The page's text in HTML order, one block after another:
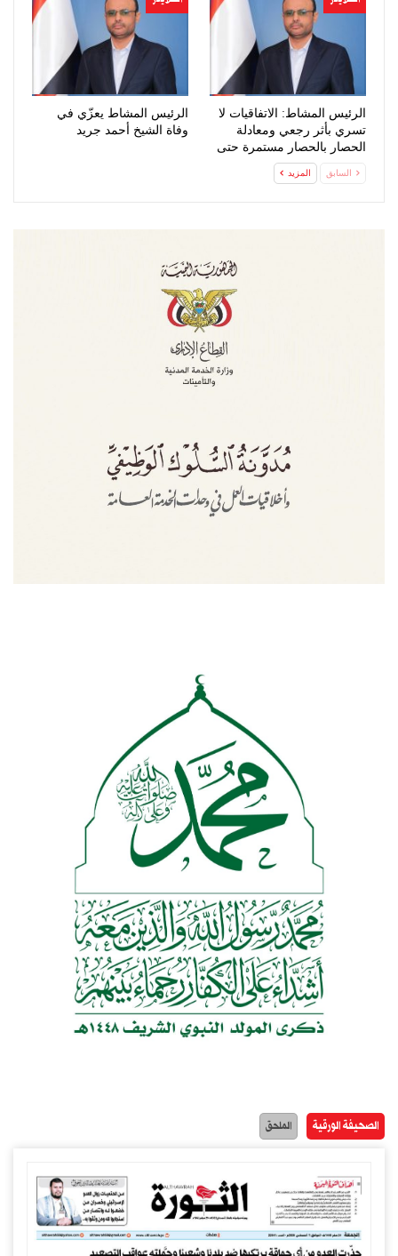
الرئيس المشاط: الاتفاقيات لا
تسري بأثر رجعي ومعادلة
الحصار بالحصار مستمرة حتى
الرئيس المشاط يعزّي في
وفاة الشيخ أحمد جريد
السابق المزيد
الصحيفة الورقية الملحق